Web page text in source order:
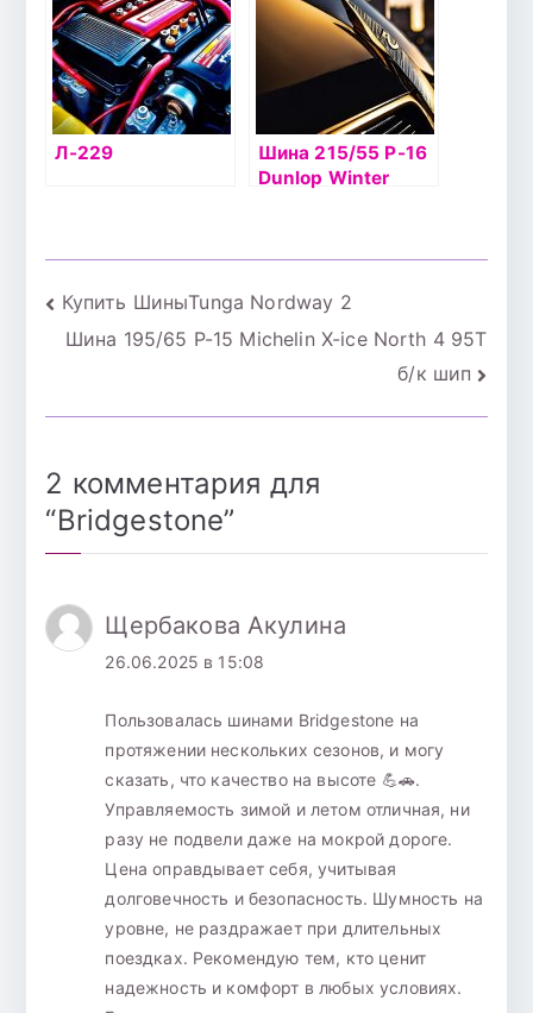
Л-229
Шина 215/55 Р-16
Dunlop Winter
Навигация
по
записям
Купить ШиныTunga Nordway 2
Шина 195/65 Р-15 Michelin X-ice North 4 95Т
б/к шип
2 комментария для
“Bridgestone”
Щербакова Акулина
26.06.2025 в 15:08
Пользовалась шинами Bridgestone на
протяжении нескольких сезонов, и могу
сказать, что качество на высоте 💪🚗.
Управляемость зимой и летом отличная, ни
разу не подвели даже на мокрой дороге.
Цена оправдывает себя, учитывая
долговечность и безопасность. Шумность на
уровне, не раздражает при длительных
поездках. Рекомендую тем, кто ценит
надежность и комфорт в любых условиях.